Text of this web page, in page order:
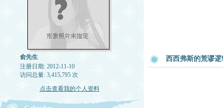
俞先生
注册日期: 2012-11-10
访问总量: 3,415,795 次
点击查看我的个人资料
西西弗斯的荒谬逻